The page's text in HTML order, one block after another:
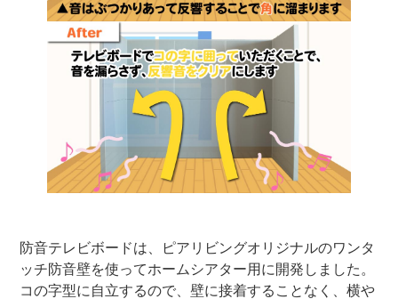
防音テレビボードは、ピアリビングオリジナルのワンタ
ッチ防音壁を使ってホームシアター用に開発しました。
コの字型に自立するので、壁に接着することなく、横や